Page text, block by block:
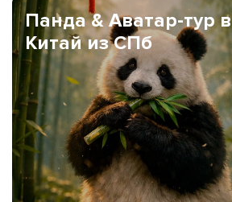
Панда & Аватар-тур в
Китай из СПб